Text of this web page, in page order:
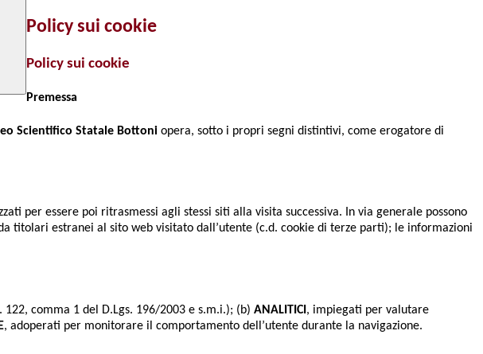
Policy sui cookie
Policy sui cookie
Premessa
Scientifico Statale Bottoni opera, sotto i propri segni distintivi, come erogatore di
per essere poi ritrasmessi agli stessi siti alla visita successiva. In via generale possono
estranei al sito web visitato dall’utente (c.d. cookie di terze parti); le informazioni
comma 1 del D.Lgs. 196/2003 e s.m.i.); (b) ANALITICI , impiegati per valutare
, adoperati per monitorare il comportamento dell’utente durante la navigazione.